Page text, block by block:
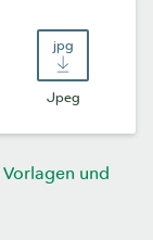
Jpeg
Vorlagen und